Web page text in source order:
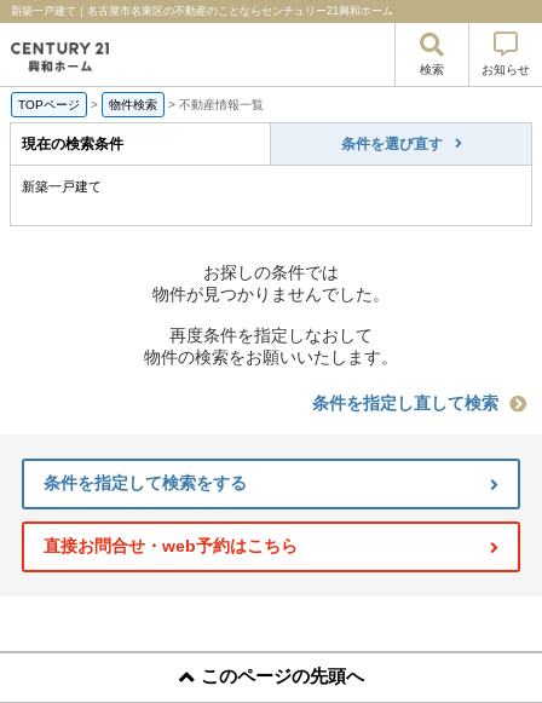
新築一戸建て｜名古屋市名東区の不動産のことならセンチュリー21興和ホーム
検索 お知らせ
TOPページ > 物件検索 > 不動産情報一覧
現在の検索条件 条件を選び直す
新築一戸建て
お探しの条件では
物件が見つかりませんでした。
再度条件を指定しなおして
物件の検索をお願いいたします。
条件を指定し直して検索
条件を指定して検索をする
直接お問合せ・web予約はこちら
このページの先頭へ